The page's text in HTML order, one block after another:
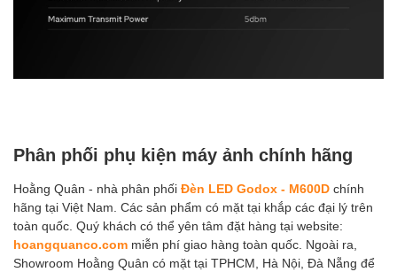
Phân phối phụ kiện máy ảnh chính hãng
Hoằng Quân - nhà phân phối Đèn LED Godox - M600D chính
hãng tại Việt Nam. Các sản phẩm có mặt tại khắp các đại lý trên
toàn quốc. Quý khách có thể yên tâm đặt hàng tại website:
hoangquanco.com miễn phí giao hàng toàn quốc. Ngoài ra,
Showroom Hoằng Quân có mặt tại TPHCM, Hà Nội, Đà Nẵng để